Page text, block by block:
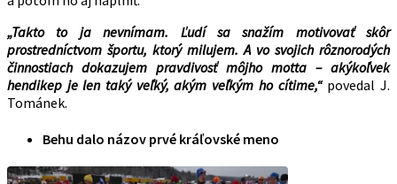
„Takto to ja nevnímam. Ľudí sa snažím motivovať skôr
prostredníctvom športu, ktorý milujem. A vo svojich rôznorodých
činnostiach dokazujem pravdivosť môjho motta – akýkoľvek
hendikep je len taký veľký, akým veľkým ho cítime,“povedal J.
Tománek.
Behu dalo názov prvé kráľovské meno